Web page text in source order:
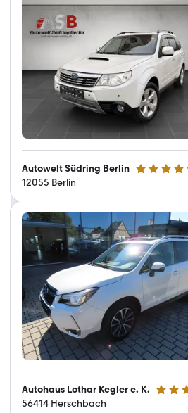
Autowelt Südring Berlin 4.9 Sterne
12055 Berlin
Autohaus Lothar Kegler e. K. 4.9
56414 Herschbach